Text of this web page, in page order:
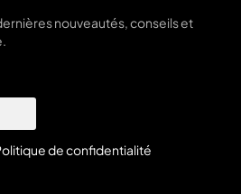
nouveautés, conseils et
de confidentialité